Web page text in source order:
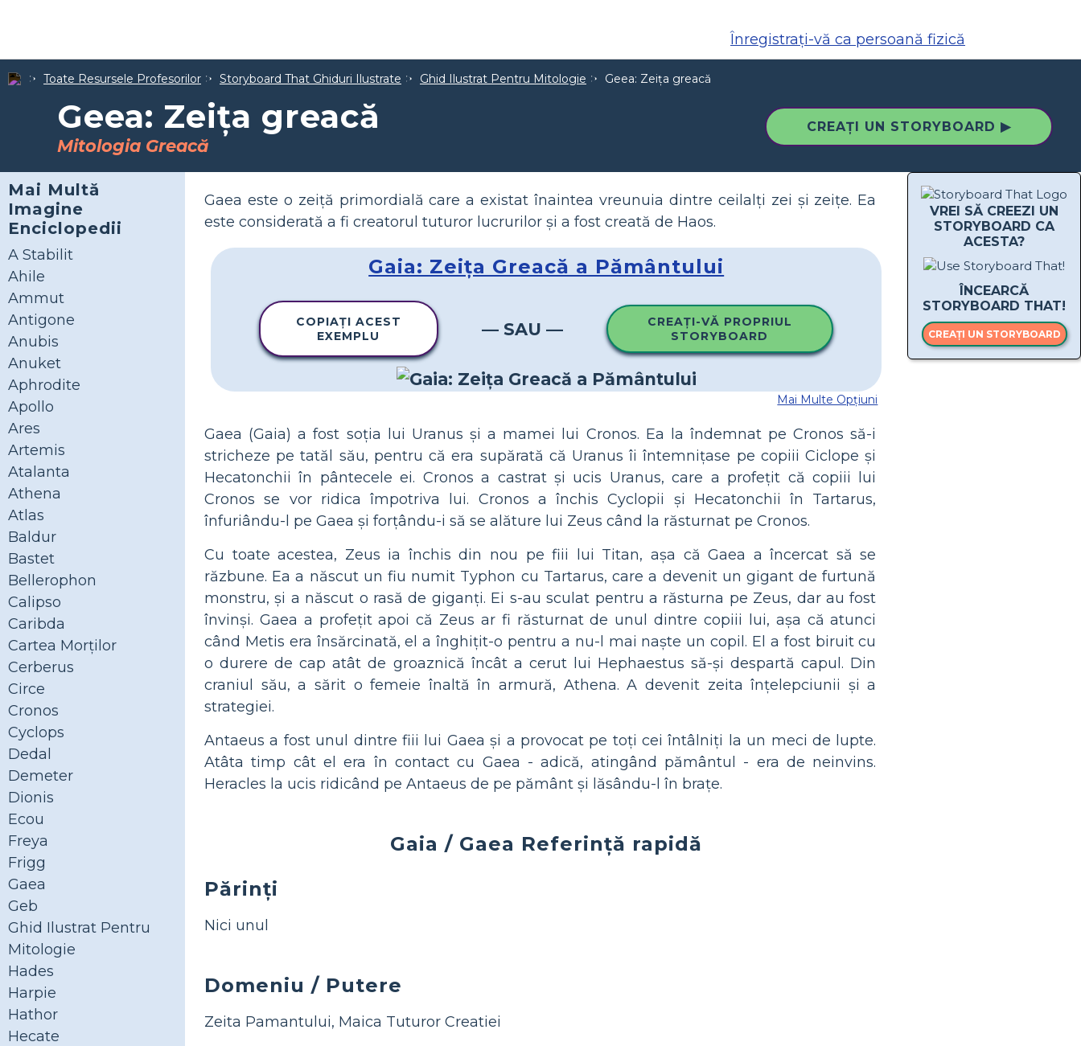
Înregistrați-vă ca persoană fizică
Toate Resursele Profesorilor Storyboard That Ghiduri Ilustrate Ghid Ilustrat Pentru Mitologie Geea: Zeița greacă
Geea: Zeița greacă
Mitologia Greacă
CREAȚI UN STORYBOARD ▶
Mai Multă
Imagine
Enciclopedii
A Stabilit
Ahile
Ammut
Antigone
Anubis
Anuket
Aphrodite
Apollo
Ares
Artemis
Atalanta
Athena
Atlas
Baldur
Bastet
Bellerophon
Calipso
Caribda
Cartea Morților
Cerberus
Circe
Cronos
Cyclops
Dedal
Demeter
Dionis
Ecou
Freya
Frigg
Gaea
Geb
Ghid Ilustrat Pentru
Mitologie
Hades
Harpie
Hathor
Hecate
VREI SĂ CREEZI UN
STORYBOARD CA
ACESTA?
ÎNCEARCĂ
STORYBOARD THAT!
CREAȚI UN STORYBOARD
Gaea este o zeiță primordială care a existat înaintea vreunuia dintre ceilalți zei și zeițe. Ea
este considerată a fi creatorul tuturor lucrurilor și a fost creată de Haos.
Gaia: Zeița Greacă a Pământului
COPIAȚI ACEST
EXEMPLU
— SAU —
CREAȚI-VĂ PROPRIUL
STORYBOARD
Mai Multe Opțiuni
Gaea (Gaia) a fost soția lui Uranus și a mamei lui Cronos. Ea la îndemnat pe Cronos să-i
stricheze pe tatăl său, pentru că era supărată că Uranus îi întemnițase pe copiii Ciclope și
Hecatonchii în pântecele ei. Cronos a castrat și ucis Uranus, care a profețit că copiii lui
Cronos se vor ridica împotriva lui. Cronos a închis Cyclopii și Hecatonchii în Tartarus,
înfuriându-l pe Gaea și forțându-i să se alăture lui Zeus când la răsturnat pe Cronos.
Cu toate acestea, Zeus ia închis din nou pe fiii lui Titan, așa că Gaea a încercat să se
răzbune. Ea a născut un fiu numit Typhon cu Tartarus, care a devenit un gigant de furtună
monstru, și a născut o rasă de giganți. Ei s-au sculat pentru a răsturna pe Zeus, dar au fost
învinși. Gaea a profețit apoi că Zeus ar fi răsturnat de unul dintre copiii lui, așa că atunci
când Metis era însărcinată, el a înghițit-o pentru a nu-l mai naște un copil. El a fost biruit cu
o durere de cap atât de groaznică încât a cerut lui Hephaestus să-și despartă capul. Din
craniul său, a sărit o femeie înaltă în armură, Athena. A devenit zeita înțelepciunii și a
strategiei.
Antaeus a fost unul dintre fiii lui Gaea și a provocat pe toți cei întâlniți la un meci de lupte.
Atâta timp cât el era în contact cu Gaea - adică, atingând pământul - era de neinvins.
Heracles la ucis ridicând pe Antaeus de pe pământ și lăsându-l în brațe.
Gaia / Gaea Referință rapidă
Părinţi
Nici unul
Domeniu / Putere
Zeita Pamantului, Maica Tuturor Creatiei